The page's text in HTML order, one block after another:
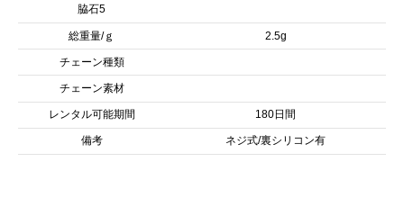
脇石5
総重量/ｇ 2.5g
チェーン種類
チェーン素材
レンタル可能期間 180日間
備考 ネジ式/裏シリコン有